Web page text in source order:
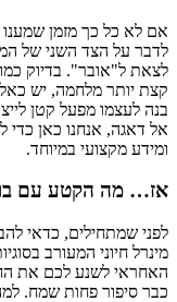
אם לא כל כך מזמן שמענו
לדבר על הצד השני של
לצאת ל"אובר". בדיוק
קצת יותר מלחמה, יש
בנה לעצמו מפעל קטן
אל דאגה, אנחנו כאן כדי
ומידע מקצועי במיוחד.
אז… מה הקטע עם
לפני שמתחילים, כדאי
מינרל חיוני המעורב
האחראי לשנע לכם את
כבר סיפור פחות שמח.